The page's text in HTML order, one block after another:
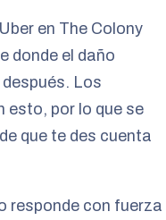
en The Colony
donde el daño
Los
esto, por lo que se
que te des cuenta
responde con fuerza